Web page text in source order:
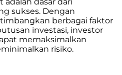
sukses. Dengan
berbagai faktor
investasi, investor
memaksimalkan
risiko.